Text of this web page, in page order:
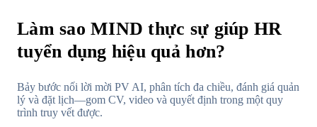
Làm sao MIND thực sự giúp HR
tuyển dụng hiệu quả hơn?
Bảy bước nối lời mời PV AI, phân tích đa chiều, đánh giá quản
lý và đặt lịch—gom CV, video và quyết định trong một quy
trình truy vết được.